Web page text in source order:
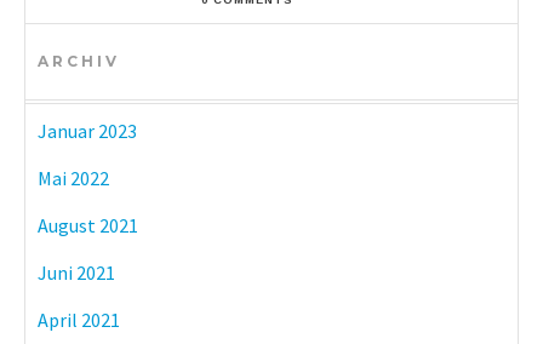
ARCHIV
Januar 2023
Mai 2022
August 2021
Juni 2021
April 2021